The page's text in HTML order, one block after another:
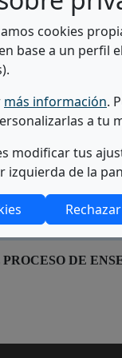
cookies
base a un perfil
más información.
a tu
modificar tus
izquierda de la
estudios
(abre en
A LA
DE